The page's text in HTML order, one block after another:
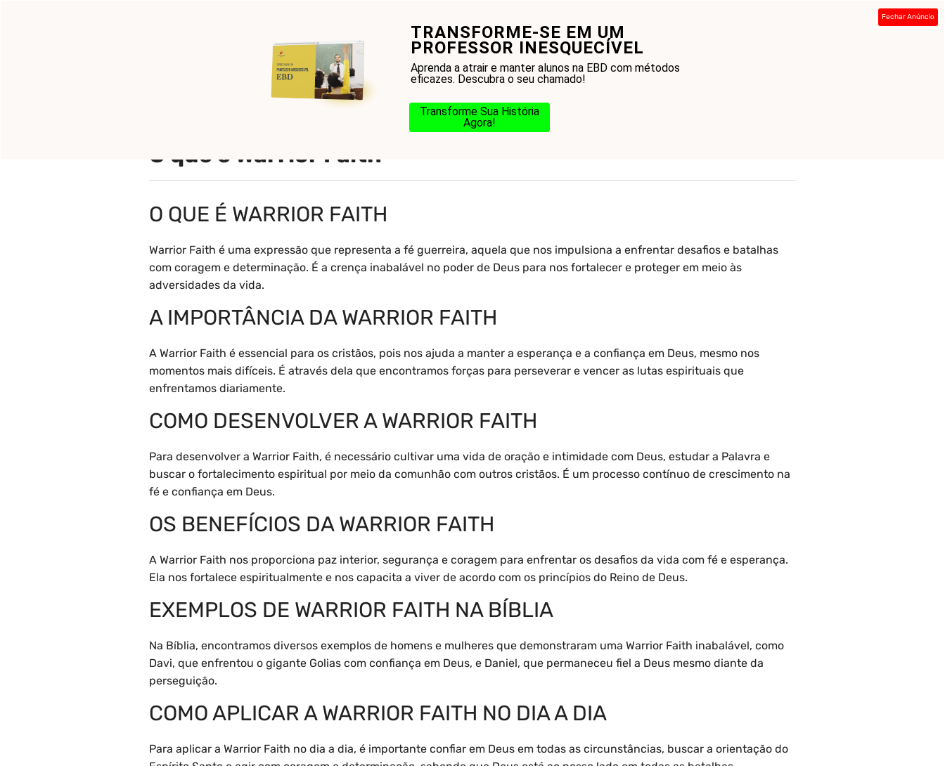
TRANSFORME-SE EM UM
PROFESSOR INESQUECÍVEL
Aprenda a atrair e manter alunos na EBD com métodos
eficazes. Descubra o seu chamado!
Transforme Sua História
Agora!
Fechar Anúncio
Pronto para conhecer a Bíblia? Glossário Blog Na Jornada
O que é Warrior Faith
O QUE É WARRIOR FAITH
Warrior Faith é uma expressão que representa a fé guerreira, aquela que nos impulsiona a enfrentar desafios e batalhas
com coragem e determinação. É a crença inabalável no poder de Deus para nos fortalecer e proteger em meio às
adversidades da vida.
A IMPORTÂNCIA DA WARRIOR FAITH
A Warrior Faith é essencial para os cristãos, pois nos ajuda a manter a esperança e a confiança em Deus, mesmo nos
momentos mais difíceis. É através dela que encontramos forças para perseverar e vencer as lutas espirituais que
enfrentamos diariamente.
COMO DESENVOLVER A WARRIOR FAITH
Para desenvolver a Warrior Faith, é necessário cultivar uma vida de oração e intimidade com Deus, estudar a Palavra e
buscar o fortalecimento espiritual por meio da comunhão com outros cristãos. É um processo contínuo de crescimento na
fé e confiança em Deus.
OS BENEFÍCIOS DA WARRIOR FAITH
A Warrior Faith nos proporciona paz interior, segurança e coragem para enfrentar os desafios da vida com fé e esperança.
Ela nos fortalece espiritualmente e nos capacita a viver de acordo com os princípios do Reino de Deus.
EXEMPLOS DE WARRIOR FAITH NA BÍBLIA
Na Bíblia, encontramos diversos exemplos de homens e mulheres que demonstraram uma Warrior Faith inabalável, como
Davi, que enfrentou o gigante Golias com confiança em Deus, e Daniel, que permaneceu fiel a Deus mesmo diante da
perseguição.
COMO APLICAR A WARRIOR FAITH NO DIA A DIA
Para aplicar a Warrior Faith no dia a dia, é importante confiar em Deus em todas as circunstâncias, buscar a orientação do